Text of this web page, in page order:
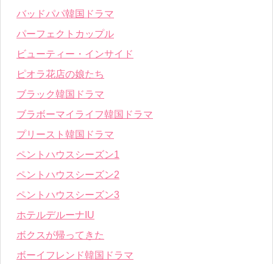
バッドパパ韓国ドラマ
パーフェクトカップル
ビューティー・インサイド
ピオラ花店の娘たち
ブラック韓国ドラマ
ブラボーマイライフ韓国ドラマ
プリースト韓国ドラマ
ペントハウスシーズン1
ペントハウスシーズン2
ペントハウスシーズン3
ホテルデルーナIU
ボクスが帰ってきた
ボーイフレンド韓国ドラマ